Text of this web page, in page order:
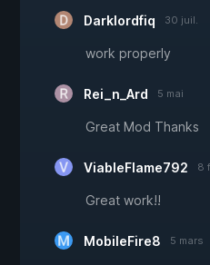
Darklordfiq 30 juil.
work properly
Rei_n_Ard 5 mai
Great Mod Thanks
ViableFlame792 8
Great work!!
MobileFire8 5 mars